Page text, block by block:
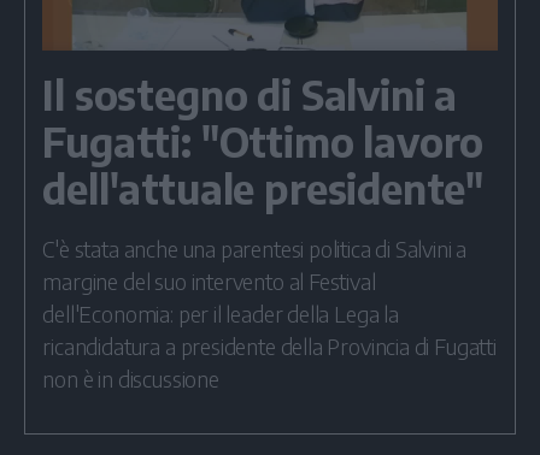
Il sostegno di Salvini a
Fugatti: "Ottimo lavoro
dell'attuale presidente"
C'è stata anche una parentesi politica di Salvini a
margine del suo intervento al Festival
dell'Economia: per il leader della Lega la
ricandidatura a presidente della Provincia di Fugatti
non è in discussione